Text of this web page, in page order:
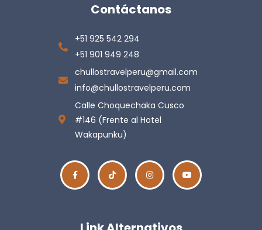
Contáctanos
+51 925 542 294
+51 901 949 248
chullostravelperu@gmail.com
info@chullostravelperu.com
Calle Choquechaka Cusco
#146 (Frente al Hotel
Wakapunku)